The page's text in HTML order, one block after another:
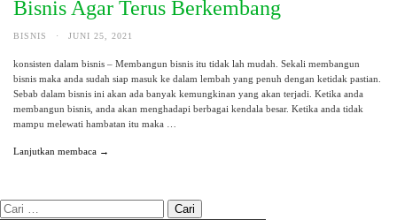
Bisnis Agar Terus Berkembang
BISNIS · JUNI 25, 2021
konsisten dalam bisnis – Membangun bisnis itu tidak lah mudah. Sekali membangun
bisnis maka anda sudah siap masuk ke dalam lembah yang penuh dengan ketidak pastian.
Sebab dalam bisnis ini akan ada banyak kemungkinan yang akan terjadi. Ketika anda
membangun bisnis, anda akan menghadapi berbagai kendala besar. Ketika anda tidak
mampu melewati hambatan itu maka …
Lanjutkan membaca →